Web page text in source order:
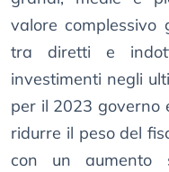
valore complessivo
tra diretti e
investimenti negli
per il 2023 governo
ridurre il peso del
con un aumento